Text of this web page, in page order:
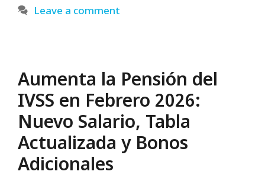
Leave a comment
Aumenta la Pensión del
IVSS en Febrero 2026:
Nuevo Salario, Tabla
Actualizada y Bonos
Adicionales